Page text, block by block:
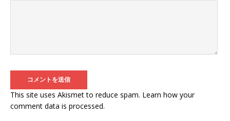
This site uses Akismet to reduce spam. Learn how your
comment data is processed.